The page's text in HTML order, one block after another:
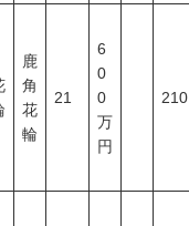
鹿
角
花
輪
21
6
0
0
万
円
210